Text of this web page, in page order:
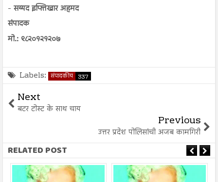
- सय्यद इफ्तिखार अहमद
संपादक
मो.: ९८२०१२१२०७
Labels: संपादकीय 337
Next
बटर टोस्ट के साथ चाय
Previous
उत्तर प्रदेश पोलिसांची अजब कामगिरी
RELATED POST